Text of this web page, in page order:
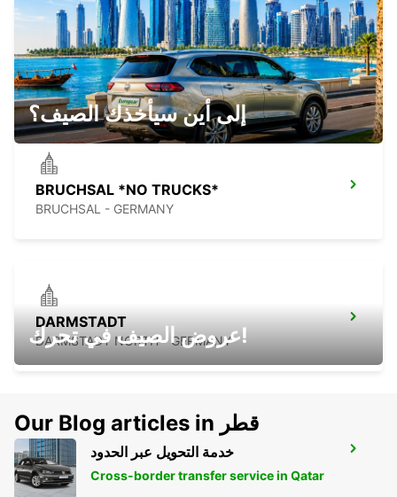
LANDAU NO TRUCKS
LANDAU - GERMANY
BRUCHSAL *NO TRUCKS*
BRUCHSAL - GERMANY
DARMSTADT
DARMSTADT NORTH - GERMANY
KAISERSLAUTERN
KAISERSLAUTERN - GERMANY
إلى أين سيأخذك الصيف؟
عروض الصيف في تحرك!
Our Blog articles in قطر
خدمة التحويل عبر الحدود
Cross-border transfer service in Qatar